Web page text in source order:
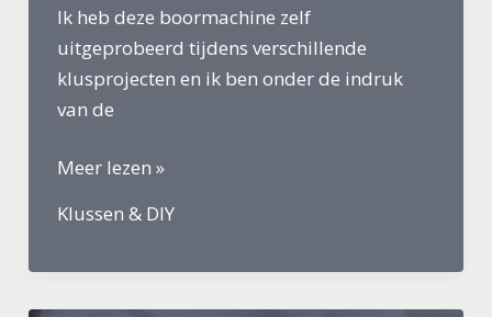
Ik heb deze boormachine zelf
uitgeprobeerd tijdens verschillende
klusprojecten en ik ben onder de indruk
van de
Wat
de
Meer lezen »
Klussen & DIY